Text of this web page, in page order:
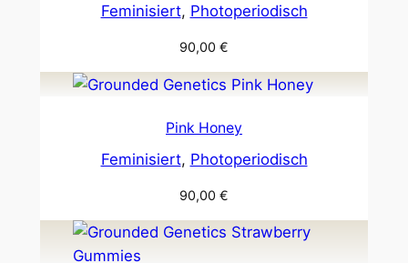
Feminisiert, Photoperiodisch
90,00 €
Pink Honey
Feminisiert, Photoperiodisch
90,00 €